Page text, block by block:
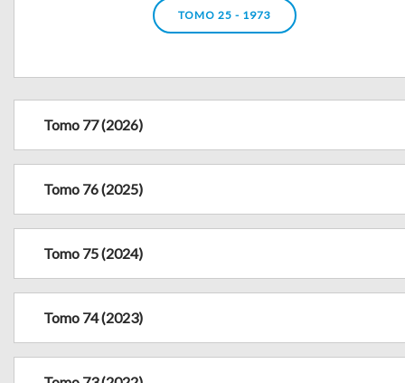
TOMO 25 - 1973
Tomo 77 (2026)
Tomo 76 (2025)
Tomo 75 (2024)
Tomo 74 (2023)